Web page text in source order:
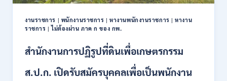
ปวช.
ป.ตรี
หลาย
/
ต้อง
งานราชการ | พนักงานราชการ |หางานพนักงานราชการ |หางาน
ราชการ |ไม่ต้องผ่าน ภาค ก ของ กพ.
สำนักงานการปฏิรูปที่ดินเพื่อเกษตรกรรม
ส.ป.ก. เปิดรับสมัครบุคคลเพื่อเป็นพนักงาน